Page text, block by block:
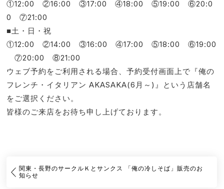
①12:00 ②16:00 ③17:00 ④18:00 ⑤19:00 ⑥20:0
0 ⑦21:00
■土・日・祝
①12:00 ②14:00 ③16:00 ④17:00 ⑤18:00 ⑥19:00
⑦20:00 ⑧21:00
ウェブ予約をご利用される場合、予約受付画面上で『俺の
フレンチ・イタリアン AKASAKA(6月～)』という店舗名
をご選択ください。
皆様のご来店をお待ち申し上げております。
関東・長野のサークルＫとサンクス 「俺の冷しそば」販売のお
知らせ